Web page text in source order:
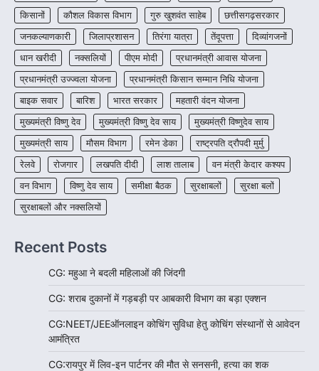
3
More Khabar August 6, 2026
रायपुर। शैक्षणिक सत्र 2026-27 में सरगुजा जिले के
शासकीय विद्यालयों में कक्षा 11वीं विज्ञान संकाय…
4
CHHATTISGARH
CG:रायपुर में लिव-इन पार्टनर की मौत से
सनसनी, हत्या का शक
More Khabar August 6, 2026
रायपुर। राजधानी रायपुर से एक सनसनीखेज मामला
सामने आया है। मुजगहन थाना क्षेत्र के बोरियाकला…
किसानों कौशल विकास विभाग गुरु खुशवंत साहेब
छत्तीसगढ़सरकार
जनकल्याणकारी
जिलाप्रशासन तिरंगा यात्रा तेंदूपत्ता
दिव्यांगजनों
धान खरीदी
नक्सलियों पीएम मोदी
प्रधानमंत्री आवास योजना
प्रधानमंत्री उज्ज्वला योजना
प्रधानमंत्री किसान सम्मान निधि योजना
बाइक सवार
बारिश भारत सरकार
महतारी वंदन योजना
मुख्यमंत्री विष्णु देव
मुख्यमंत्री विष्णु देव साय
मुख्यमंत्री विष्णुदेव साय
मुख्यमंत्री साय
मौसम विभाग रमेन डेका
राष्ट्रपति द्रौपदी मुर्मु
रेलवे
रोजगार लखपति दीदी लाश तालाब
वन मंत्री केदार कश्यप
वन विभाग
विष्णु देव साय समीक्षा बैठक सुरक्षाबलों
सुरक्षा बलों
सुरक्षाबलों और नक्सलियों
Recent Posts
CG: महुआ ने बदली महिलाओं की जिंदगी
CG: शराब दुकानों में गड़बड़ी पर आबकारी विभाग का बड़ा एक्शन
CG:NEET/JEEऑनलाइन कोचिंग सुविधा हेतु कोचिंग संस्थानों से आवेदन
आमंत्रित
CG:रायपुर में लिव-इन पार्टनर की मौत से सनसनी, हत्या का शक